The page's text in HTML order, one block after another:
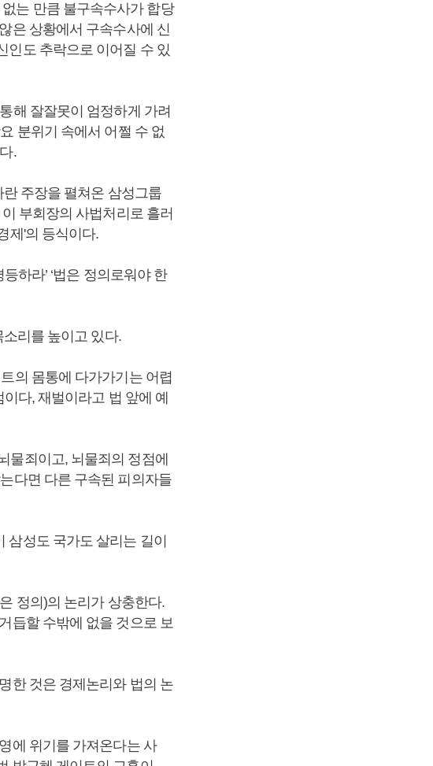
는 만큼 불구속수사가 합당
은 상황에서 구속수사에 신
인도 추락으로 이어질 수 있
해 잘잘못이 엄정하게 가려
분위기 속에서 어쩔 수 없
.
란 주장을 펼쳐온 삼성그룹
부회장의 사법처리로 흘러
제'의 등식이다.
하라’ ‘법은 정의로워야 한
소리를 높이고 있다.
의 몸통에 다가가기는 어렵
다, 재벌이라고 법 앞에 예
물죄이고, 뇌물죄의 정점에
다면 다른 구속된 피의자들
성도 국가도 살리는 길이
정의)의 논리가 상충한다.
듭할 수밖에 없을 것으로 보
한 것은 경제논리와 법의 논
에 위기를 가져온다는 사